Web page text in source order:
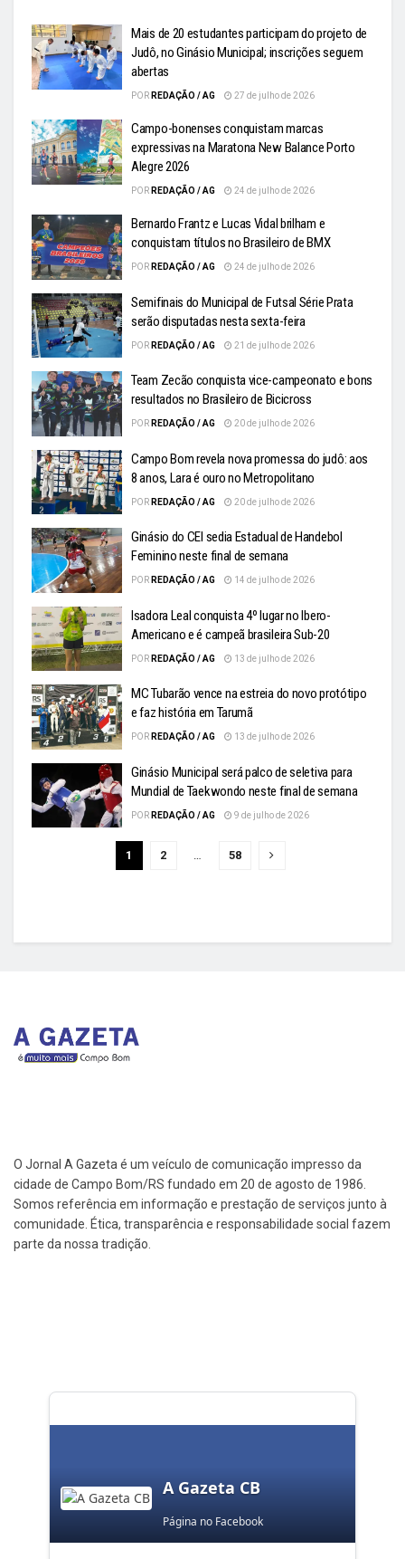
Mais de 20 estudantes participam do projeto de
Judô, no Ginásio Municipal; inscrições seguem
abertas
POR REDAÇÃO / AG 27 de julho de 2026
Campo-bonenses conquistam marcas
expressivas na Maratona New Balance Porto
Alegre 2026
POR REDAÇÃO / AG 24 de julho de 2026
Bernardo Frantz e Lucas Vidal brilham e
conquistam títulos no Brasileiro de BMX
POR REDAÇÃO / AG 24 de julho de 2026
Semifinais do Municipal de Futsal Série Prata
serão disputadas nesta sexta-feira
POR REDAÇÃO / AG 21 de julho de 2026
Team Zecão conquista vice-campeonato e bons
resultados no Brasileiro de Bicicross
POR REDAÇÃO / AG 20 de julho de 2026
Campo Bom revela nova promessa do judô: aos
8 anos, Lara é ouro no Metropolitano
POR REDAÇÃO / AG 20 de julho de 2026
Ginásio do CEI sedia Estadual de Handebol
Feminino neste final de semana
POR REDAÇÃO / AG 14 de julho de 2026
Isadora Leal conquista 4º lugar no Ibero-
Americano e é campeã brasileira Sub-20
POR REDAÇÃO / AG 13 de julho de 2026
MC Tubarão vence na estreia do novo protótipo
e faz história em Tarumã
POR REDAÇÃO / AG 13 de julho de 2026
Ginásio Municipal será palco de seletiva para
Mundial de Taekwondo neste final de semana
POR REDAÇÃO / AG 9 de julho de 2026
1 2 … 58
O Jornal A Gazeta é um veículo de comunicação impresso da
cidade de Campo Bom/RS fundado em 20 de agosto de 1986.
Somos referência em informação e prestação de serviços junto à
comunidade. Ética, transparência e responsabilidade social fazem
parte da nossa tradição.
A Gazeta CB
Página no Facebook